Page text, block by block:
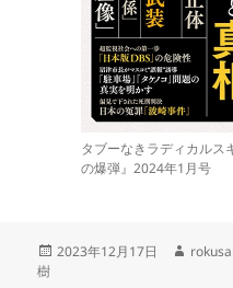
タブーなきラディカルス
の爆弾』2024年1月号
投
2023年12月17日
作
樹